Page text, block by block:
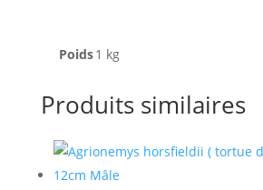
Poids1 kg
Produits similaires